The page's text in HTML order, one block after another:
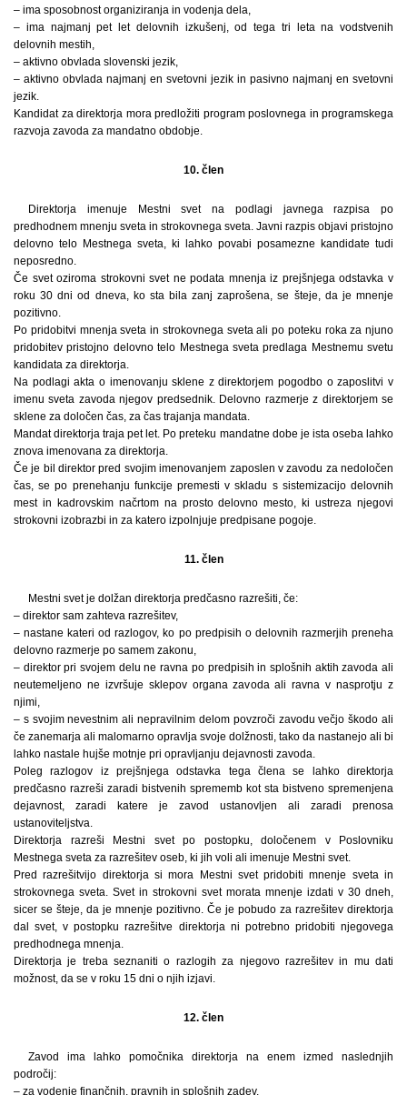
– ima sposobnost organiziranja in vodenja dela,
– ima najmanj pet let delovnih izkušenj, od tega tri leta na vodstvenih
delovnih mestih,
– aktivno obvlada slovenski jezik,
– aktivno obvlada najmanj en svetovni jezik in pasivno najmanj en svetovni
jezik.
Kandidat za direktorja mora predložiti program poslovnega in programskega
razvoja zavoda za mandatno obdobje.
10. člen
Direktorja imenuje Mestni svet na podlagi javnega razpisa po
predhodnem mnenju sveta in strokovnega sveta. Javni razpis objavi pristojno
delovno telo Mestnega sveta, ki lahko povabi posamezne kandidate tudi
neposredno.
Če svet oziroma strokovni svet ne podata mnenja iz prejšnjega odstavka v
roku 30 dni od dneva, ko sta bila zanj zaprošena, se šteje, da je mnenje
pozitivno.
Po pridobitvi mnenja sveta in strokovnega sveta ali po poteku roka za njuno
pridobitev pristojno delovno telo Mestnega sveta predlaga Mestnemu svetu
kandidata za direktorja.
Na podlagi akta o imenovanju sklene z direktorjem pogodbo o zaposlitvi v
imenu sveta zavoda njegov predsednik. Delovno razmerje z direktorjem se
sklene za določen čas, za čas trajanja mandata.
Mandat direktorja traja pet let. Po preteku mandatne dobe je ista oseba lahko
znova imenovana za direktorja.
Če je bil direktor pred svojim imenovanjem zaposlen v zavodu za nedoločen
čas, se po prenehanju funkcije premesti v skladu s sistemizacijo delovnih
mest in kadrovskim načrtom na prosto delovno mesto, ki ustreza njegovi
strokovni izobrazbi in za katero izpolnjuje predpisane pogoje.
11. člen
Mestni svet je dolžan direktorja predčasno razrešiti, če:
– direktor sam zahteva razrešitev,
– nastane kateri od razlogov, ko po predpisih o delovnih razmerjih preneha
delovno razmerje po samem zakonu,
– direktor pri svojem delu ne ravna po predpisih in splošnih aktih zavoda ali
neutemeljeno ne izvršuje sklepov organa zavoda ali ravna v nasprotju z
njimi,
– s svojim nevestnim ali nepravilnim delom povzroči zavodu večjo škodo ali
če zanemarja ali malomarno opravlja svoje dolžnosti, tako da nastanejo ali bi
lahko nastale hujše motnje pri opravljanju dejavnosti zavoda.
Poleg razlogov iz prejšnjega odstavka tega člena se lahko direktorja
predčasno razreši zaradi bistvenih sprememb kot sta bistveno spremenjena
dejavnost, zaradi katere je zavod ustanovljen ali zaradi prenosa
ustanoviteljstva.
Direktorja razreši Mestni svet po postopku, določenem v Poslovniku
Mestnega sveta za razrešitev oseb, ki jih voli ali imenuje Mestni svet.
Pred razrešitvijo direktorja si mora Mestni svet pridobiti mnenje sveta in
strokovnega sveta. Svet in strokovni svet morata mnenje izdati v 30 dneh,
sicer se šteje, da je mnenje pozitivno. Če je pobudo za razrešitev direktorja
dal svet, v postopku razrešitve direktorja ni potrebno pridobiti njegovega
predhodnega mnenja.
Direktorja je treba seznaniti o razlogih za njegovo razrešitev in mu dati
možnost, da se v roku 15 dni o njih izjavi.
12. člen
Zavod ima lahko pomočnika direktorja na enem izmed naslednjih
področij:
– za vodenje finančnih, pravnih in splošnih zadev,